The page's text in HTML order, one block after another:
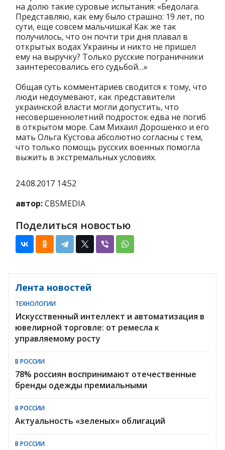
на долю такие суровые испытания: «Бедолага.
Представляю, как ему было страшно: 19 лет, по
сути, еще совсем мальчишка! Как же так
получилось, что он почти три дня плавал в
открытых водах Украины и никто не пришел
ему на выручку? Только русские пограничники
заинтересовались его судьбой…»
Общая суть комментариев сводится к тому, что
люди недоумевают, как представители
украинской власти могли допустить, что
несовершеннолетний подросток едва не погиб
в открытом море. Сам Михаил Дорошенко и его
мать Ольга Кустова абсолютно согласны с тем,
что только помощь русских военных помогла
выжить в экстремальных условиях.
24.08.2017 14:52
автор:CBSMEDIA
Поделиться новостью
Лента новостей
ТЕХНОЛОГИИ
Искусственный интеллект и автоматизация в
ювелирной торговле: от ремесла к
управляемому росту
В РОССИИ
78% россиян воспринимают отечественные
бренды одежды премиальными
В РОССИИ
Актуальность «зеленых» облигаций
В РОССИИ